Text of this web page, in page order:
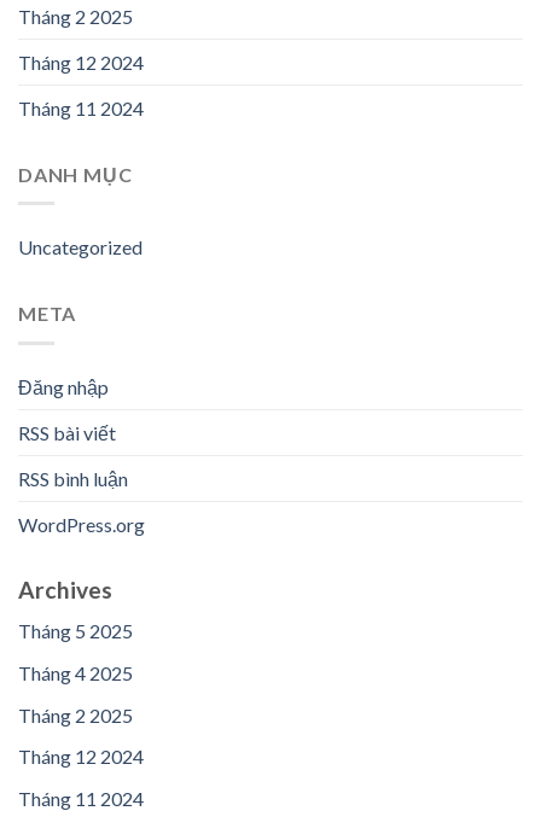
Tháng 2 2025
Tháng 12 2024
Tháng 11 2024
DANH MỤC
Uncategorized
META
Đăng nhập
RSS bài viết
RSS bình luận
WordPress.org
Archives
Tháng 5 2025
Tháng 4 2025
Tháng 2 2025
Tháng 12 2024
Tháng 11 2024